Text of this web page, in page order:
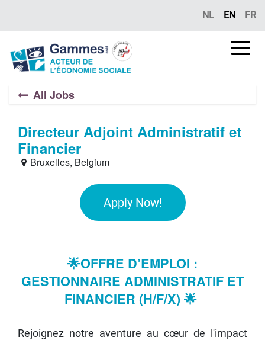
NL EN FR
Gammes
asbl
All Jobs
Directeur Adjoint Administratif et
Financier
Bruxelles, Belgium
Apply Now!
🌟OFFRE D’EMPLOI :
GESTIONNAIRE ADMINISTRATIF ET
FINANCIER (H/F/X)🌟
Rejoignez notre aventure au cœur de l'impact